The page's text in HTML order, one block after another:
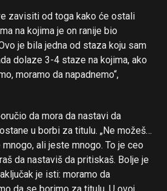
zavisiti od toga kako će ostali
na kojima je on ranije bio
je bila jedna od staza koju sam
dolaze 3-4 staze na kojima, ako
moramo da napadnemo“,
da mora da nastavi da
u borbi za titulu. „Ne možeš…
ali jeste mnogo. To je ceo
da nastaviš da pritiskaš. Bolje je
je isti: moramo da